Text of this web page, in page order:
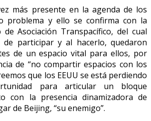
más presente en la agenda de los
problema y ello se confirma con la
Asociación Transpacífico, del cual
de participar y al hacerlo, quedaron
de un espacio vital para ellos, por
de “no compartir espacios con los
que los EEUU se está perdiendo
para articular un bloque
con la presencia dinamizadora de
de Beijing, “su enemigo”.